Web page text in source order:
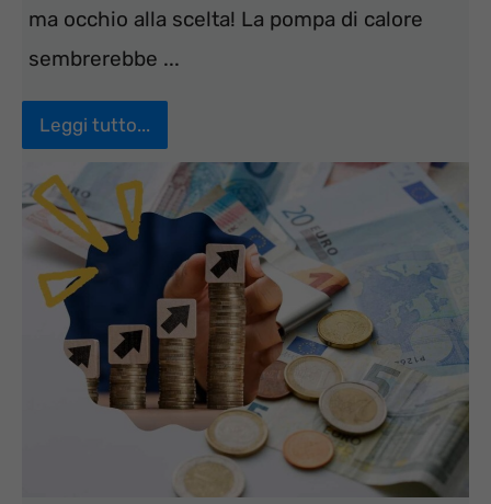
ma occhio alla scelta! La pompa di calore
sembrerebbe ...
Leggi tutto...